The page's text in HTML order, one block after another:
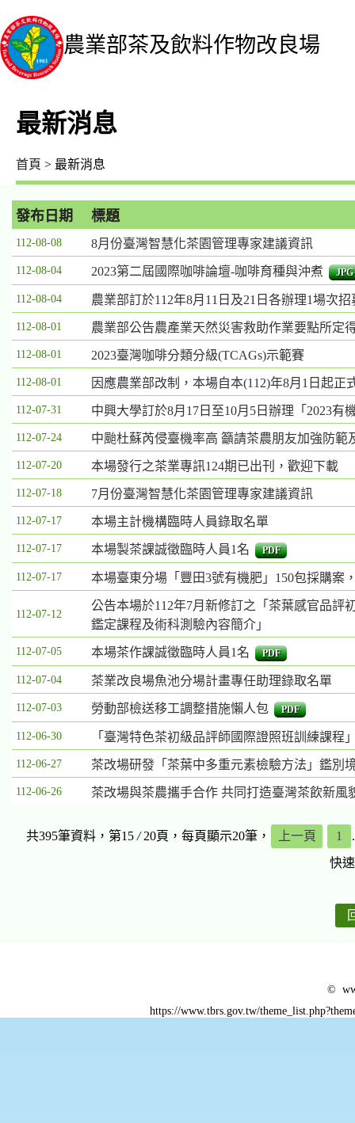
農業部茶及飲料作物改良場
最新消息
首頁 > 最新消息
最
新
消
息
列
表，
欄
位
序
發
布
日
期、
標
題
發布日期 標題
112-08-08 8月份臺灣智慧化茶園管理專家建議資訊
112-08-04 2023第二屆國際咖啡論壇-咖啡育種與沖煮 JPG
112-08-04 農業部訂於112年8月11日及21日各辦理1場次
112-08-01 農業部公告農產業天然災害救助作業要點所定
112-08-01 2023臺灣咖啡分類分級(TCAGs)示範賽
112-08-01 因應農業部改制，本場自本(112)年8月1日起
112-07-31 中興大學訂於8月17日至10月5日辦理「2023有
112-07-24 中颱杜蘇芮侵臺機率高 籲請茶農朋友加強防範
112-07-20 本場發行之茶業專訊124期已出刊，歡迎下載
112-07-18 7月份臺灣智慧化茶園管理專家建議資訊
112-07-17 本場主計機構臨時人員錄取名單
112-07-17 本場製茶課誠徵臨時人員1名 PDF
112-07-17 本場臺東分場「豐田3號有機肥」150包採購案
112-07-12
公告本場於112年7月新修訂之「茶葉感官品評
鑑定課程及術科測驗內容簡介」
112-07-05 本場茶作課誠徵臨時人員1名 PDF
112-07-04 茶業改良場魚池分場計畫專任助理錄取名單
112-07-03 勞動部檢送移工調整措施懶人包 PDF
112-06-30 「臺灣特色茶初級品評師國際證照班訓練課程
112-06-27 茶改場研發「茶葉中多重元素檢驗方法」鑑別
112-06-26 茶改場與茶農攜手合作 共同打造臺灣茶飲新
共395筆資料，第15 /20頁，每頁顯示20筆， 上一頁 1
快
©
https://www.tbrs.gov.tw/